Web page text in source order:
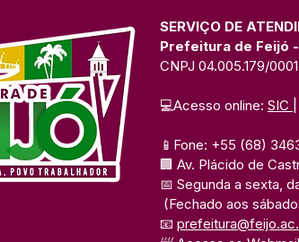
SERVIÇO DE
Prefeitura de Feijó
CNPJ 04.005.179/
💻Acesso online: SIC
📱Fone: +55 (68)
🏢 Av. Plácido de
📅 Segunda a sexta,
(Fechado aos
📧